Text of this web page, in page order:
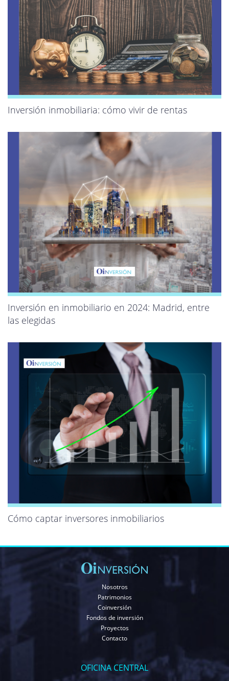
Inversión inmobiliaria: cómo vivir de rentas
Inversión en inmobiliario en 2024: Madrid, entre
las elegidas
Cómo captar inversores inmobiliarios
Nosotros
Patrimonios
Coinversión
Fondos de inversión
Proyectos
Contacto
OFICINA CENTRAL